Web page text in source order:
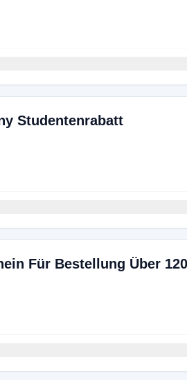
Studentenrabatt
Für Bestellung Über